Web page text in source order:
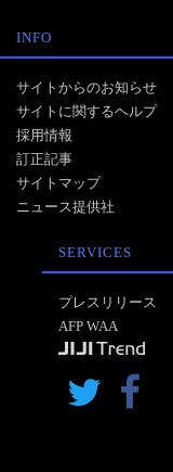
INFO
サイトからのお知らせ
サイトに関するヘルプ
採用情報
訂正記事
サイトマップ
ニュース提供社
SERVICES
プレスリリース
AFP WAA